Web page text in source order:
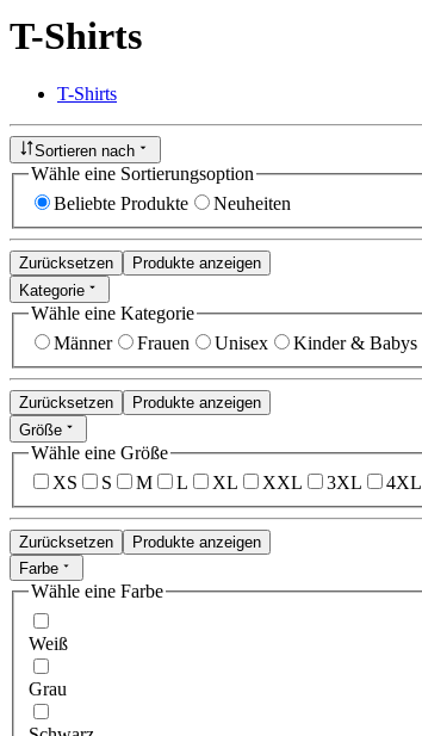
T-Shirts
T-Shirts
Sortieren nach
Wähle eine Sortierungsoption
Beliebte Produkte
Neuheiten
Zurücksetzen
Produkte anzeigen
Kategorie
Wähle eine Kategorie
Männer
Frauen Unisex Kinder & Babys
Zurücksetzen
Produkte anzeigen
Größe
Wähle eine Größe
XS
S M L XL XXL 3XL 4XL
Zurücksetzen
Produkte anzeigen
Farbe
Wähle eine Farbe
Weiß
Grau